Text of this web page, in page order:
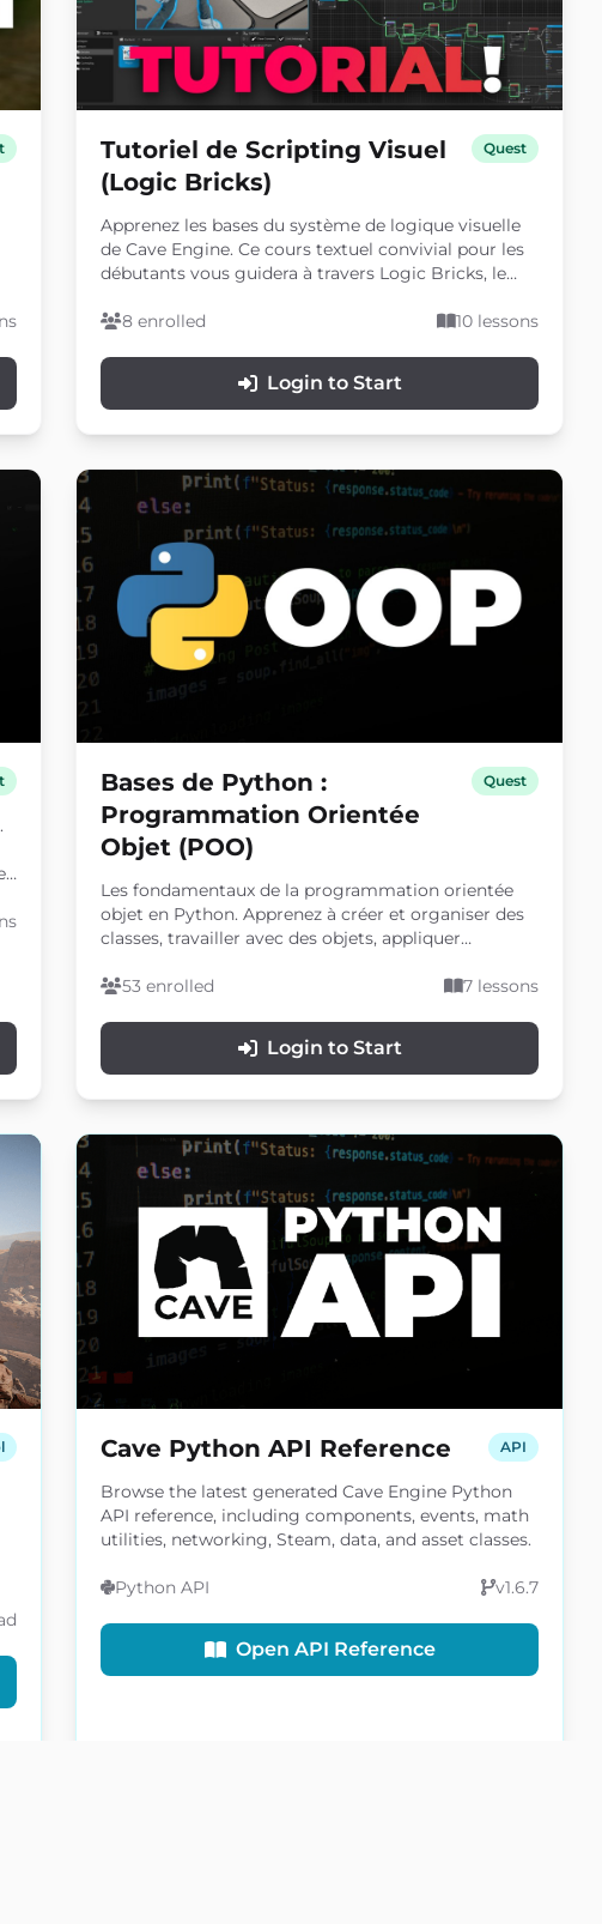
Tutoriel de Scripting Visuel
(Logic Bricks)
Quest
Apprenez les bases du système de logique visuelle
de Cave Engine. Ce cours textuel convivial pour les
débutants vous guidera à travers Logic Bricks, le
collectables, les compteurs UI, les boutons, les
sans écrire de code Python.
8 enrolled 10 lessons
Login to Start
Bases de Python :
Programmation Orientée
Objet (POO)
Quest
Les fondamentaux de la programmation orientée
objet en Python. Apprenez à créer et organiser des
classes, travailler avec des objets, appliquer
53 enrolled
7 lessons
Login to Start
Cave Python API Reference API
Browse the latest generated Cave Engine Python
API reference, including components, events, math
utilities, networking, Steam, data, and asset classes.
Python API v1.6.7
Open API Reference